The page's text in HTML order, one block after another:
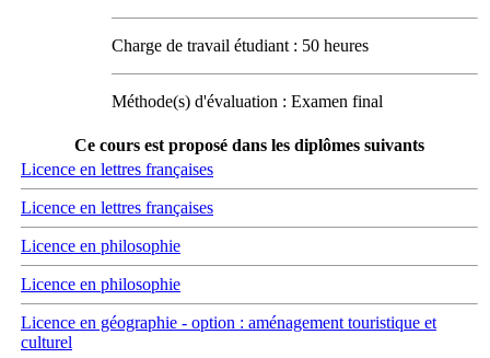
Charge de travail étudiant : 50 heures
Méthode(s) d'évaluation : Examen final
Ce cours est proposé dans les diplômes suivants
Licence en lettres françaises
Licence en lettres françaises
Licence en philosophie
Licence en philosophie
Licence en géographie - option : aménagement touristique et
culturel